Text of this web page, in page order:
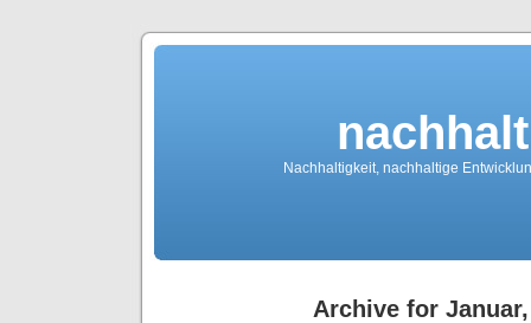
Nachhaltigkeit, nachhaltige
Archive for Januar,